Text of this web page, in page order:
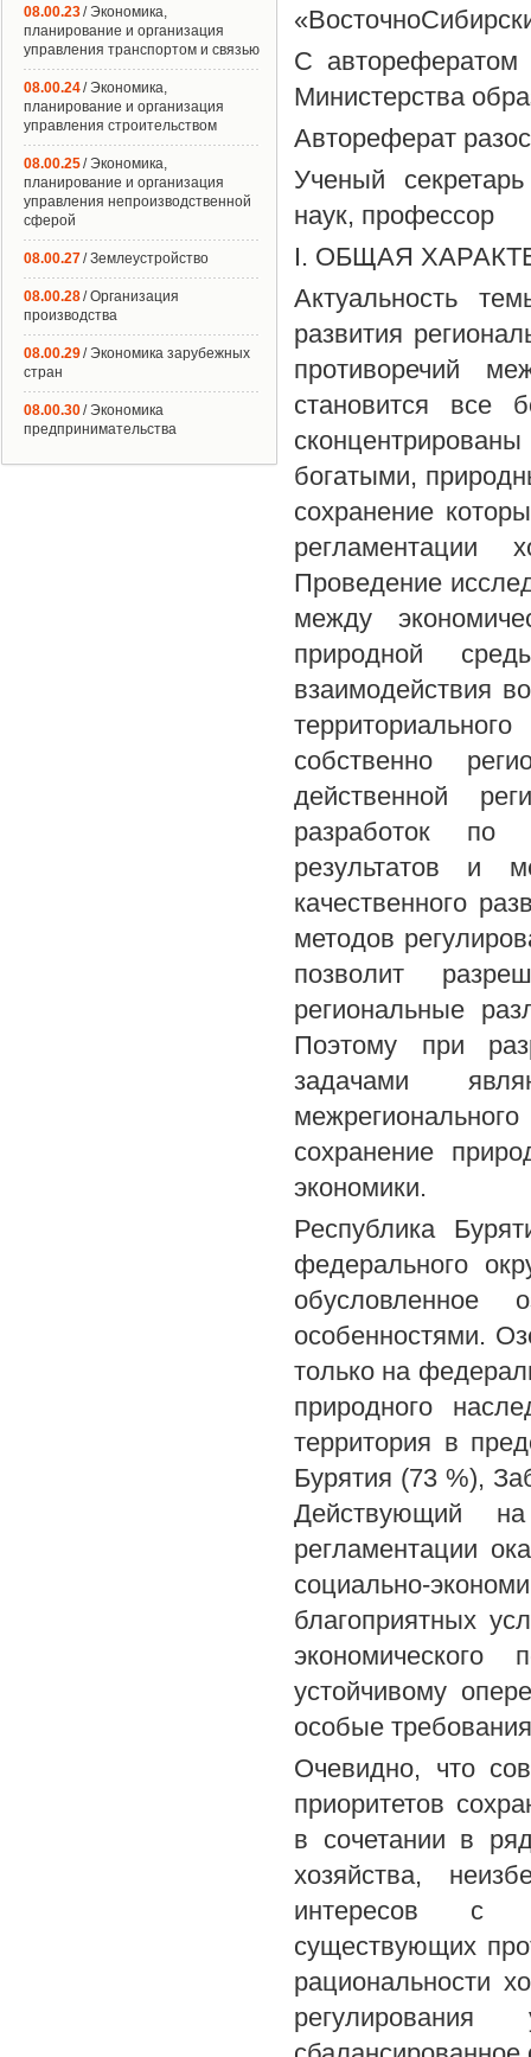
С
Министерства
Автореферат
Ученый
наук, профессор
I. ОБЩАЯ
Актуальность
развития
противоречий
становится все
богатыми,
сохранение
регламентации
Проведение
между
природной
взаимодействия
собственно
действенной
разработок по
результатов и
качественного
методов
позволит
региональные
Поэтому при
задачами
сохранение
экономики.
Республика
федерального
особенностями.
только на
природного
территория в
Бурятия (73 %),
Действующий
регламентации
социально-
благоприятных
устойчивому
особые
Очевидно, что
приоритетов
в сочетании в
хозяйства,
интересов с
существующих
рациональности
08.00.23/ Экономика,
планирование и организация
управления транспортом и связью
08.00.24/ Экономика,
планирование и организация
управления строительством
08.00.25/ Экономика,
планирование и организация
управления непроизводственной
сферой
08.00.27/ Землеустройство
08.00.28/ Организация
производства
08.00.29/ Экономика зарубежных
стран
08.00.30/ Экономика
предпринимательства